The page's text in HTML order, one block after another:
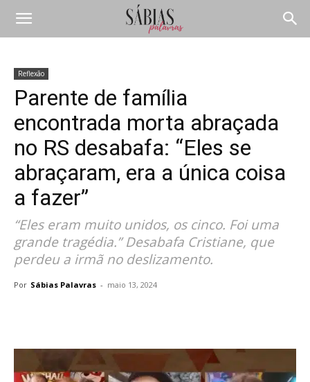
Reflexão
Parente de família
encontrada morta abraçada
no RS desabafa: “Eles se
abraçaram, era a única coisa
a fazer”
“Eles eram muito unidos, os cinco. Foi uma
grande tragédia.” Desabafa Cristiane, que
perdeu a irmã no deslizamento.
Por Sábias Palavras - maio 13, 2024